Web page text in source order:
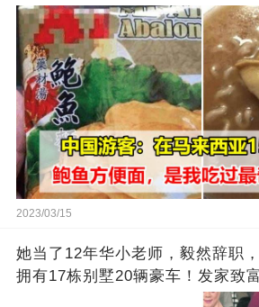
2023/03/15
她当了12年华小老师，毅然辞职
拥有17栋别墅20辆豪车！发家致